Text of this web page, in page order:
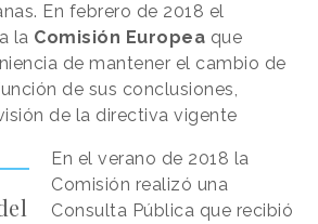
En febrero de 2018 el
la Comisión Europea que
de mantener el cambio de
de sus conclusiones,
de la directiva vigente
En el verano de 2018 la
Comisión realizó una
Consulta Pública que recibió